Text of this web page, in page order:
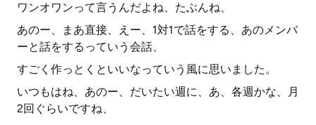
ワンオワンって言うんだよね、たぶんね、
あのー、まあ直接、えー、1対1で話をする、あのメンバ
ーと話をするっていう会話、
すごく作っとくといいなっていう風に思いました。
いつもはね、あのー、だいたい週に、あ、各週かな、月
2回ぐらいですね、